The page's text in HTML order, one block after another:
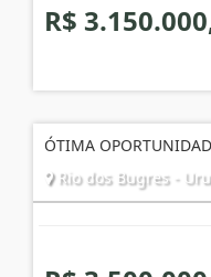
R$
ÓTIMA
Rio dos Bugres -